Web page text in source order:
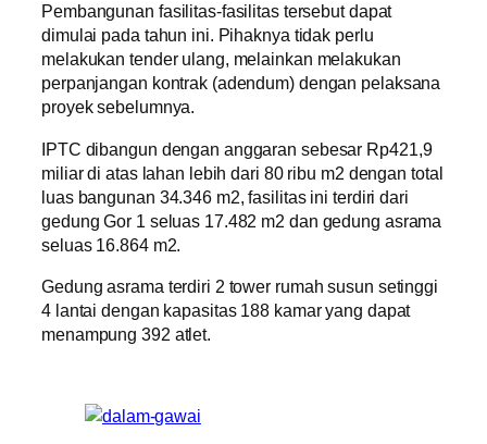
Pembangunan fasilitas-fasilitas tersebut dapat
dimulai pada tahun ini. Pihaknya tidak perlu
melakukan tender ulang, melainkan melakukan
perpanjangan kontrak (adendum) dengan pelaksana
proyek sebelumnya.
IPTC dibangun dengan anggaran sebesar Rp421,9
miliar di atas lahan lebih dari 80 ribu m2 dengan total
luas bangunan 34.346 m2, fasilitas ini terdiri dari
gedung Gor 1 seluas 17.482 m2 dan gedung asrama
seluas 16.864 m2.
Gedung asrama terdiri 2 tower rumah susun setinggi
4 lantai dengan kapasitas 188 kamar yang dapat
menampung 392 atlet.